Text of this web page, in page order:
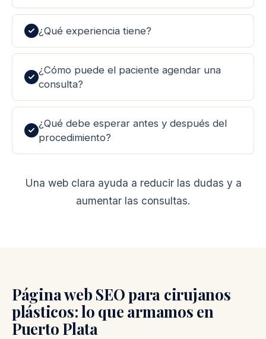
¿Qué experiencia tiene?
¿Cómo puede el paciente agendar una
consulta?
¿Qué debe esperar antes y después del
procedimiento?
Una web clara ayuda a reducir las dudas y a
aumentar las consultas.
Página web SEO para cirujanos
plásticos: lo que armamos en
Puerto Plata